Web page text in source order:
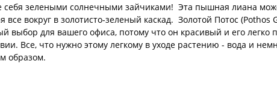
себя зелеными солнечными зайчиками! Эта пышная лиана
все вокруг в золотисто-зеленый каскад. Золотой Потос (Pothos
выбор для вашего офиса, потому что он красивый и его легко
Все, что нужно этому легкому в уходе растению - вода и
образом.